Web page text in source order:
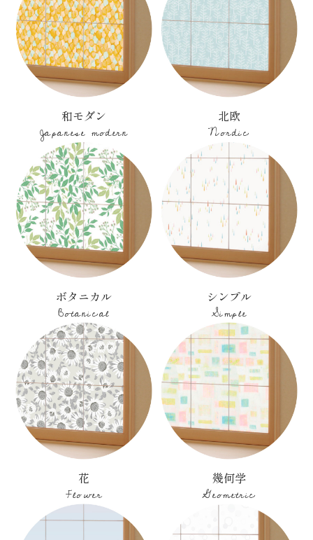
和モダン
Japanese modern
北欧
Nordic
ボタニカル
Botanical
シンプル
Simple
花
Flower
幾何学
Geometric